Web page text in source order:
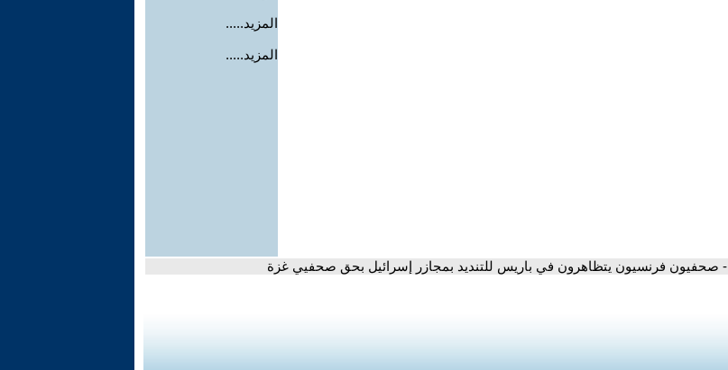
المزيد.....
المزيد.....
- صحفيون فرنسيون يتظاهرون في باريس للتنديد بمجازر إسرائيل بحق صحفيي غزة